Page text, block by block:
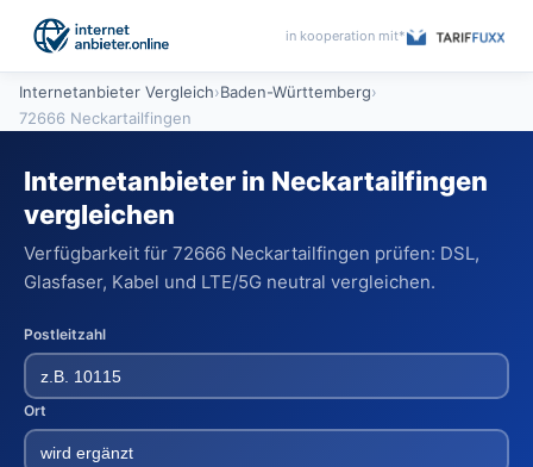
in kooperation mit*
Internetanbieter Vergleich›Baden-Württemberg›
72666 Neckartailfingen
Internetanbieter in Neckartailfingen
vergleichen
Verfügbarkeit für 72666 Neckartailfingen prüfen: DSL,
Glasfaser, Kabel und LTE/5G neutral vergleichen.
Postleitzahl
Ort